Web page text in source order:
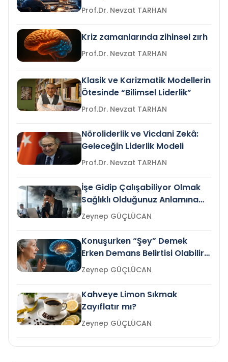
Prof.Dr. Nevzat TARHAN
Kriz zamanlarında zihinsel zırh
Prof.Dr. Nevzat TARHAN
Klasik ve Karizmatik Modellerin
Ötesinde “Bilimsel Liderlik”
Prof.Dr. Nevzat TARHAN
Nöroliderlik ve Vicdani Zekâ:
Geleceğin Liderlik Modeli
Prof.Dr. Nevzat TARHAN
İşe Gidip Çalışabiliyor Olmak
Sağlıklı Olduğunuz Anlamına
Gelir mi?Zeynep GÜÇLÜCAN
Konuşurken “Şey” Demek
Erken Demans Belirtisi Olabilir
mi?
Zeynep GÜÇLÜCAN
Kahveye Limon Sıkmak
Zayıflatır mı?
Zeynep GÜÇLÜCAN